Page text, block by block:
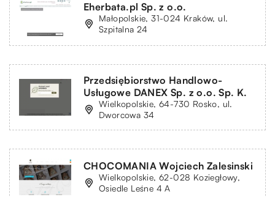
Eherbata.pl Sp. z o.o.
Małopolskie, 31-024 Kraków, ul.
Szpitalna 24
Przedsiębiorstwo Handlowo-
Usługowe DANEX Sp. z o.o. Sp. K.
Wielkopolskie, 64-730 Rosko, ul.
Dworcowa 34
CHOCOMANIA Wojciech Zalesinski
Wielkopolskie, 62-028 Koziegłowy,
Osiedle Leśne 4 A